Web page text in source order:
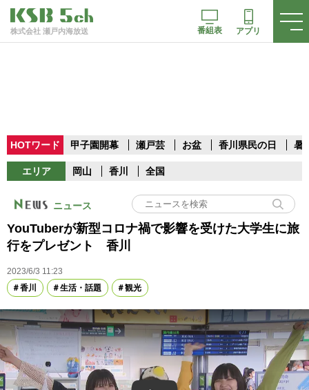
株式会社 瀬戸内海放送 番組表 アプリ
HOTワード 甲子園開幕 瀬戸芸 お盆 香川県民の日 暑
エリア 岡山 香川 全国
ニュース
YouTuberが新型コロナ禍で影響を受けた大学生に旅
行をプレゼント 香川
2023/6/3 11:23
香川
生活・話題 観光